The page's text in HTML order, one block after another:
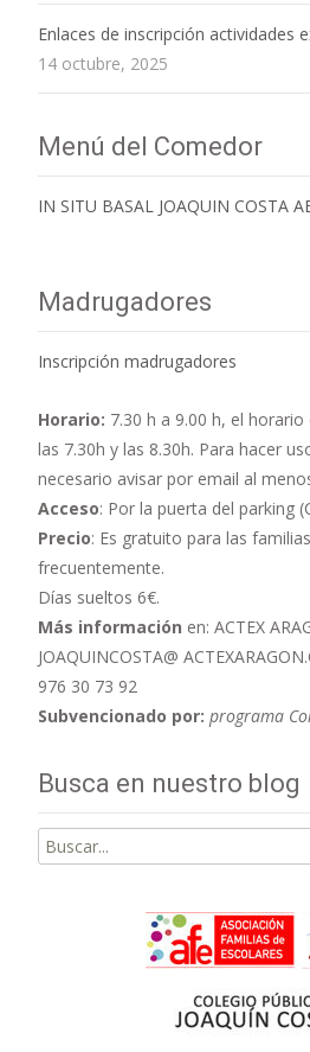
Enlaces de inscripción actividades
14 octubre, 2025
Menú del Comedor
IN SITU BASAL JOAQUIN COSTA
Madrugadores
Inscripción madrugadores
Horario: 7.30 h a 9.00 h, el horario
las 7.30h y las 8.30h. Para hacer
necesario avisar por email al
Acceso: Por la puerta del parking
Precio: Es gratuito para las
frecuentemente.
Días sueltos 6€.
Más información en: ACTEX
JOAQUINCOSTA@
976 30 73 92
Subvencionado por: programa
Busca en nuestro blog
Buscar
por: